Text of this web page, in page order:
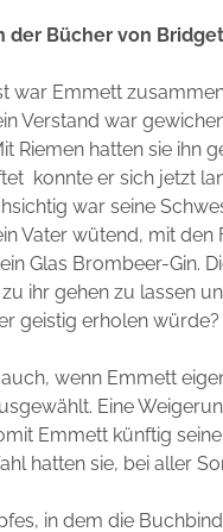
der Bücher von
war Emmett
Verstand war
Riemen hatten sie ihn
konnte er sich jetzt
war seine
Vater wütend, mit den
Glas Brombeer-Gin.
ihr gehen zu lassen
geistig erholen würde?
wenn Emmett
Eine
Emmett künftig
hatten sie, bei aller
in dem die